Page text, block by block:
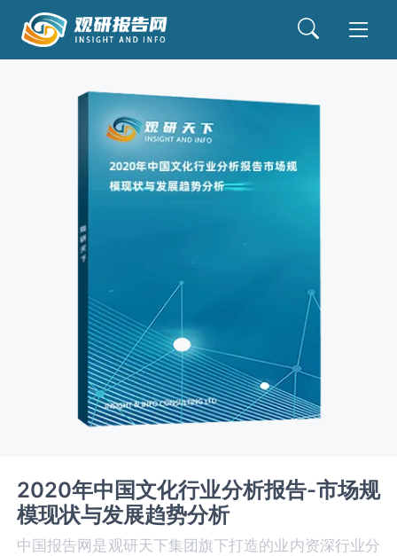
2020年中国文化行业分析报告-市场规
模现状与发展趋势分析
中国报告网是观研天下集团旗下打造的业内资深行业分